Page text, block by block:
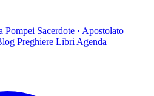
Pompei Sacerdote · Apostolato
Preghiere Libri Agenda